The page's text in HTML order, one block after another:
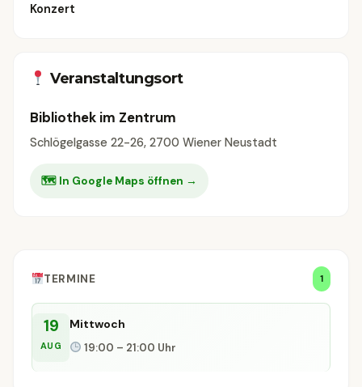
Konzert
Veranstaltungsort
Bibliothek im Zentrum
Schlögelgasse 22-26, 2700 Wiener Neustadt
🗺 In Google Maps öffnen →
TERMINE 1
19
AUG
Mittwoch
19:00 – 21:00 Uhr